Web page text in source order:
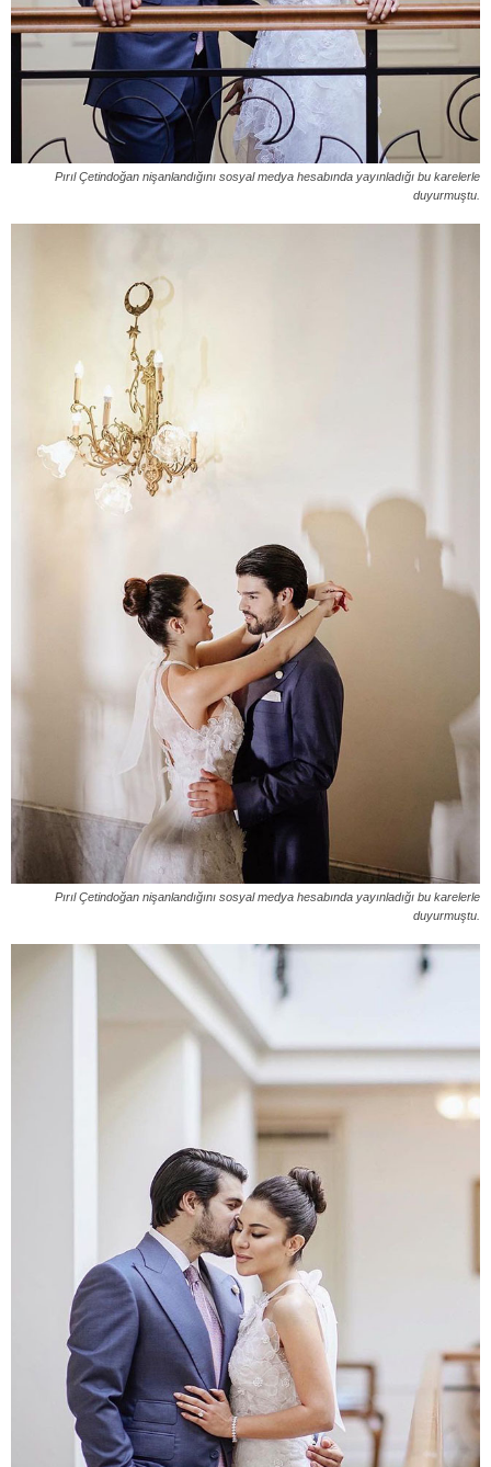
Pırıl Çetindoğan nişanlandığını sosyal medya hesabında yayınladığı bu karelerle
duyurmuştu.
Pırıl Çetindoğan nişanlandığını sosyal medya hesabında yayınladığı bu karelerle
duyurmuştu.